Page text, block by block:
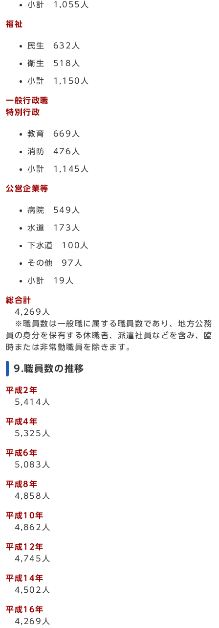
小計 1,055人
福祉
民生 632人
衛生 518人
小計 1,150人
一般行政職
特別行政
教育 669人
消防 476人
小計 1,145人
公営企業等
病院 549人
水道 173人
下水道 100人
その他 97人
小計 19人
総合計
4,269人
※職員数は一般職に属する職員数であり、地方公務
員の身分を保有する休職者、派遣社員などを含み、臨
時または非常勤職員を除きます。
9.職員数の推移
平成2年
5,414人
平成4年
5,325人
平成6年
5,083人
平成8年
4,858人
平成10年
4,862人
平成12年
4,745人
平成14年
4,502人
平成16年
4,269人